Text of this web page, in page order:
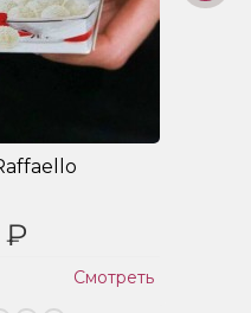
₽
Смотреть